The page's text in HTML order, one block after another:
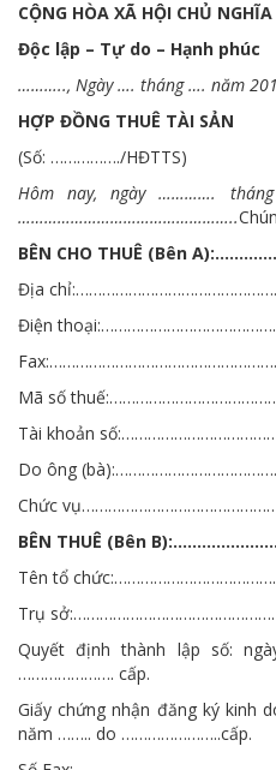
CỘNG HÒA XÃ HỘI CHỦ
Độc lập – Tự do – Hạnh phúc
……….., Ngày …. tháng …. năm
HỢP ĐỒNG THUÊ TÀI SẢN
(Số: ……………./HĐTTS)
Hôm nay, ngày ………….
…………………………………………..
BÊN CHO THUÊ (Bên
Địa
Điện
Mã số
Tài khoản
Do ông
Chức
BÊN THUÊ (Bên
Tên tổ
Trụ
Quyết định thành lập số:
…………………. cấp.
Giấy chứng nhận đăng ký kinh
năm …….. do …………………..cấp.